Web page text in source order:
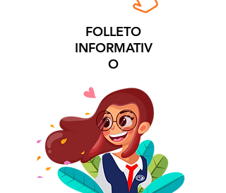
FOLLETO
INFORMATIV
O